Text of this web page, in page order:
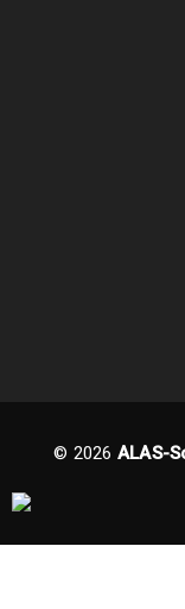
© 2026 ALAS-